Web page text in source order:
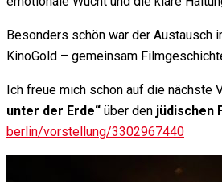
Besonders schön war der Austausch
KinoGold – gemeinsam
Ich freue mich schon auf die nächste
unter der Erde“ über den jüdischen
berlin/vorstellung/3302967440